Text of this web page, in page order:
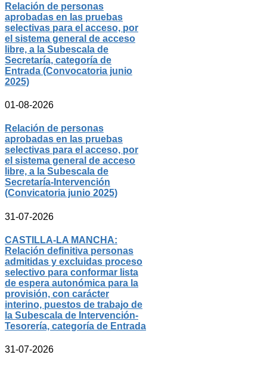
Relación de personas
aprobadas en las pruebas
selectivas para el acceso, por
el sistema general de acceso
libre, a la Subescala de
Secretaría, categoría de
Entrada (Convocatoria junio
2025)
01-08-2026
Relación de personas
aprobadas en las pruebas
selectivas para el acceso, por
el sistema general de acceso
libre, a la Subescala de
Secretaría-Intervención
(Convicatoria junio 2025)
31-07-2026
CASTILLA-LA MANCHA:
Relación definitiva personas
admitidas y excluidas proceso
selectivo para conformar lista
de espera autonómica para la
provisión, con carácter
interino, puestos de trabajo de
la Subescala de Intervención-
Tesorería, categoría de Entrada
31-07-2026